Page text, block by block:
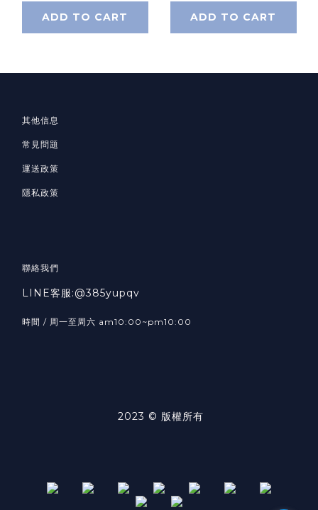
ADD TO CART ADD TO CART
其他信息
常見問題
運送政策
隱私政策
聯絡我們
LINE客服:@385yupqv
時間 / 周一至周六 am10:00~pm10:00
2023 © 版權所有